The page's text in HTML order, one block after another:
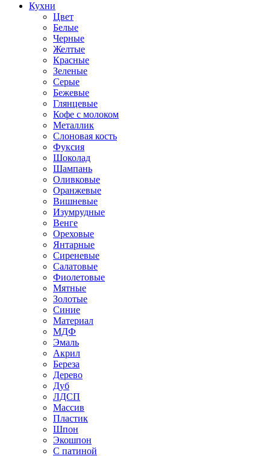
Кухни
Цвет
Белые
Черные
Желтые
Красные
Зеленые
Серые
Бежевые
Глянцевые
Кофе с молоком
Металлик
Слоновая кость
Фуксия
Шоколад
Шампань
Оливковые
Оранжевые
Вишневые
Изумрудные
Венге
Ореховые
Янтарные
Сиреневые
Салатовые
Фиолетовые
Мятные
Золотые
Синие
Материал
МДФ
Эмаль
Акрил
Береза
Дерево
Дуб
ЛДСП
Массив
Пластик
Шпон
Экошпон
С патиной